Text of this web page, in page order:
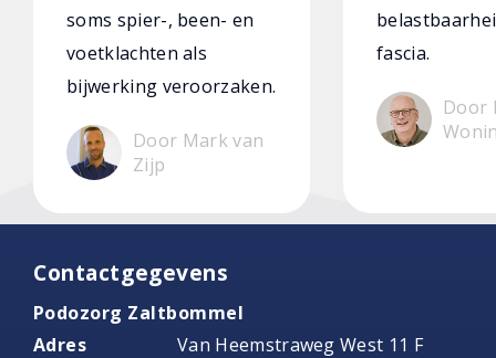
soms spier-, been- en
voetklachten als
bijwerking veroorzaken.
Door Mark van
Zijp
fascia.
Door
Contactgegevens
Podozorg Zaltbommel
Adres
Van Heemstraweg West 11 F